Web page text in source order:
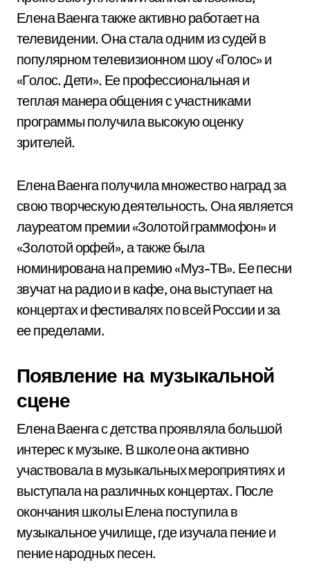
Елена Ваенга также активно работает на
телевидении. Она стала одним из судей в
популярном телевизионном шоу «Голос» и
«Голос. Дети». Ее профессиональная и
теплая манера общения с участниками
программы получила высокую оценку
зрителей.
Елена Ваенга получила множество наград за
свою творческую деятельность. Она является
лауреатом премии «Золотой граммофон» и
«Золотой орфей», а также была
номинирована на премию «Муз-ТВ». Ее песни
звучат на радио и в кафе, она выступает на
концертах и фестивалях по всей России и за
ее пределами.
Появление на музыкальной
сцене
Елена Ваенга с детства проявляла большой
интерес к музыке. В школе она активно
участвовала в музыкальных мероприятиях и
выступала на различных концертах. После
окончания школы Елена поступила в
музыкальное училище, где изучала пение и
пение народных песен.